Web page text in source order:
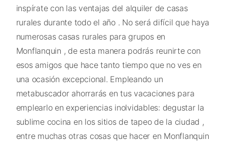
inspírate con las ventajas del alquiler de casas
rurales durante todo el año . No será difícil que haya
numerosas casas rurales para grupos en
Monflanquin , de esta manera podrás reunirte con
esos amigos que hace tanto tiempo que no ves en
una ocasión excepcional. Empleando un
metabuscador ahorrarás en tus vacaciones para
emplearlo en experiencias inolvidables: degustar la
sublime cocina en los sitios de tapeo de la ciudad ,
entre muchas otras cosas que hacer en Monflanquin